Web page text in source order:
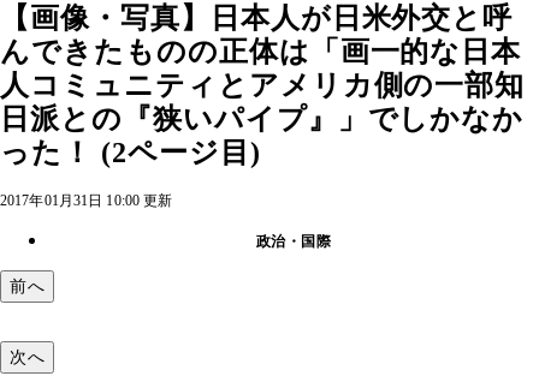
【画像・写真】日本人が日米外交と呼
んできたものの正体は「画一的な日本
人コミュニティとアメリカ側の一部知
日派との『狭いパイプ』」でしかなか
った！ (2ページ目)
2017年01月31日 10:00 更新
政治・国際
前へ
次へ